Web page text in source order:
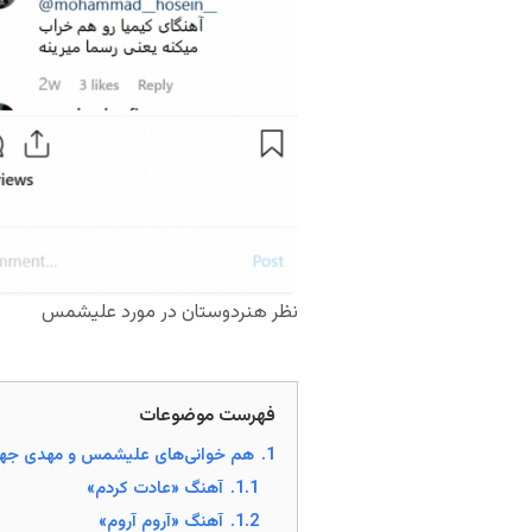
نظر هنردوستان در مورد علیشمس
فهرست موضوعات
1. هم خوانی‌های علیشمس و مهدی
1.1. آهنگ «عادت کردم»
1.2. آهنگ «آروم آروم»